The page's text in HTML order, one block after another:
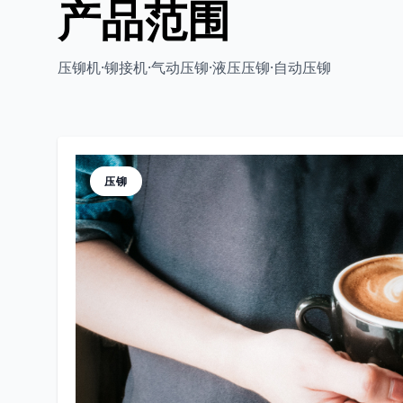
产品范围
压铆机·铆接机·气动压铆·液压压铆·自动压铆
压铆